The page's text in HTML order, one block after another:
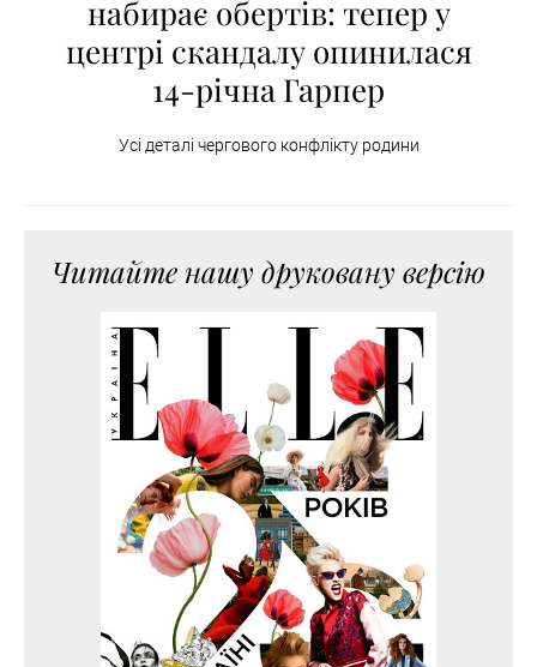
набирає обертів: тепер у
центрі скандалу опинилася
14-річна Гарпер
Усі деталі чергового конфлікту родини
Читайте нашу друковану версію